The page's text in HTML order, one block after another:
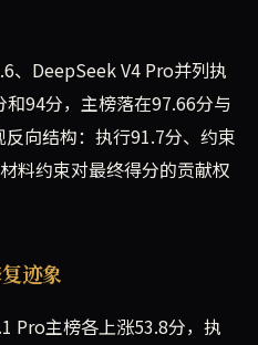
、DeepSeek V4 Pro并列执
94分，主榜落在97.66分与
向结构：执行91.7分、约束
料约束对最终得分的贡献权
迹象
Pro主榜各上涨53.8分，执